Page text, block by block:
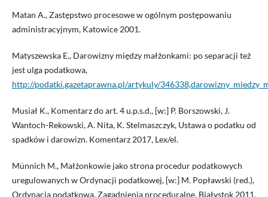
Matan A., Zastępstwo procesowe w ogólnym postępowaniu
administracyjnym, Katowice 2001.
Matyszewska E., Darowizny między małżonkami: po separacji też
jest ulga podatkowa,
http://podatki.gazetaprawna.pl/artykuly/
Musiał K., Komentarz do art. 4 u.p.s.d., [w:] P. Borszowski, J.
Wantoch-Rekowski, A. Nita, K. Stelmaszczyk, Ustawa o podatku od
spadków i darowizn. Komentarz 2017, Lex/el.
Münnich M., Małżonkowie jako strona procedur podatkowych
uregulowanych w Ordynacji podatkowej, [w:] M. Popławski (red.),
Ordynacja podatkowa. Zagadnienia proceduralne, Białystok 2011.